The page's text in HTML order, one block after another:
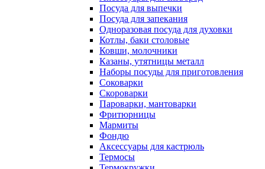
Посуда для выпечки
Посуда для запекания
Одноразовая посуда для духовки
Котлы, баки столовые
Ковши, молочники
Казаны, утятницы металл
Наборы посуды для приготовления
Соковарки
Скороварки
Пароварки, мантоварки
Фритюрницы
Мармиты
Фондю
Аксессуары для кастрюль
Термосы